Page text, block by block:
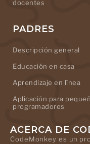
docentes
PADRES
Descripción general
Educación en casa
Aprendizaje en línea
Aplicación para
programadores
ACERCA DE
CodeMonkey es un